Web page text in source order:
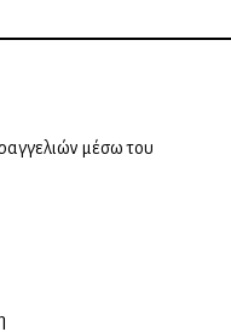
μέσω του